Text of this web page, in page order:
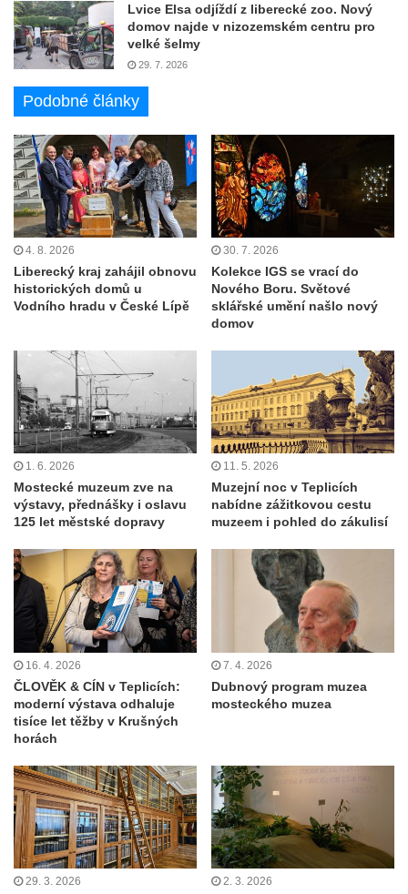
Lvice Elsa odjíždí z liberecké zoo. Nový
domov najde v nizozemském centru pro
velké šelmy
29. 7. 2026
Podobné články
4. 8. 2026
Liberecký kraj zahájil obnovu
historických domů u
Vodního hradu v České Lípě
30. 7. 2026
Kolekce IGS se vrací do
Nového Boru. Světové
sklářské umění našlo nový
domov
1. 6. 2026
Mostecké muzeum zve na
výstavy, přednášky i oslavu
125 let městské dopravy
11. 5. 2026
Muzejní noc v Teplicích
nabídne zážitkovou cestu
muzeem i pohled do zákulisí
16. 4. 2026
ČLOVĚK & CÍN v Teplicích:
moderní výstava odhaluje
tisíce let těžby v Krušných
horách
7. 4. 2026
Dubnový program muzea
mosteckého muzea
29. 3. 2026 2. 3. 2026